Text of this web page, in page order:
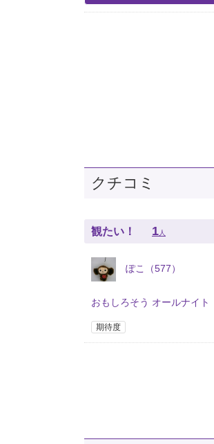
クチコミ
観たい！ 1 人
ぽこ（577）
おもしろそう オールナイト
期待度